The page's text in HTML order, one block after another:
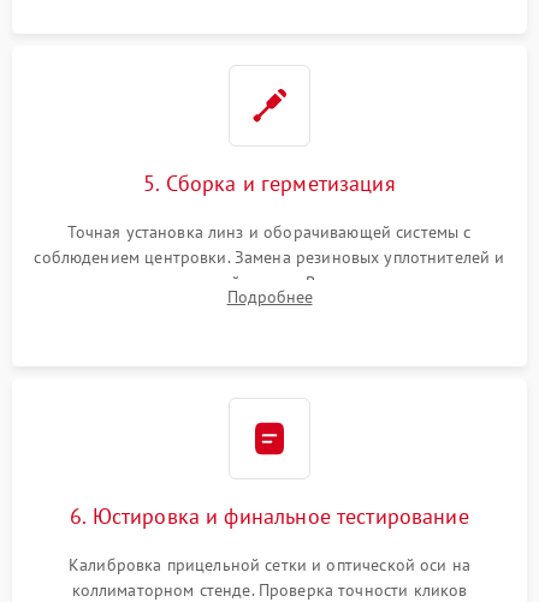
5. Сборка и герметизация
Точная установка линз и оборачивающей системы с
соблюдением центровки. Замена резиновых уплотнителей и
нанесение влагозащитной смазки. Вакуумирование корпуса
и заполнение его осушенным азотом или аргоном для
Подробнее
6. Юстировка и финальное тестирование
Калибровка прицельной сетки и оптической оси на
коллиматорном стенде. Проверка точности кликов